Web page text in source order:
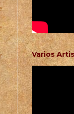
Varios